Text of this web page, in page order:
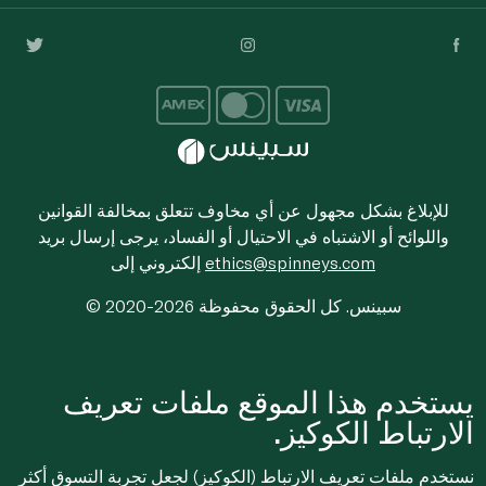
للإبلاغ بشكل مجهول عن أي مخاوف تتعلق بمخالفة القوانين
واللوائح أو الاشتباه في الاحتيال أو الفساد، يرجى إرسال بريد
ethics@spinneys.com
© 2020-2026 سبينس. كل الحقوق محفوظة
يستخدم هذا الموقع ملفات تعريف
الارتباط الكوكيز.
نستخدم ملفات تعريف الارتباط (الكوكيز) لجعل تجربة التسوق أكثر